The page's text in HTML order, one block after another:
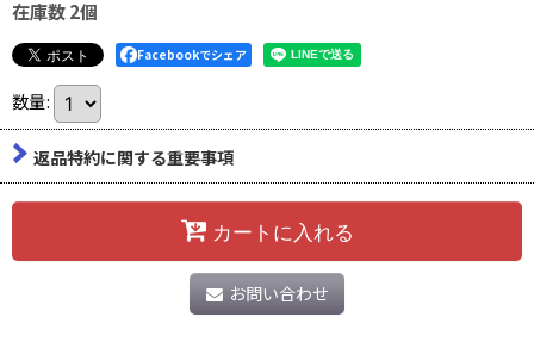
在庫数 2個
Facebookでシェア
数量:
返品特約に関する重要事項
カートに入れる
お問い合わせ